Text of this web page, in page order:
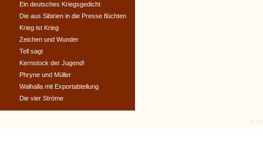
Ein deutsches Kriegsgedicht
Die aus Sibirien in die Presse flüchten
Krieg ist Krieg
Zeichen und Wunder
Tell sagt
Kernstock der Jugend!
Phryne und Müller
Walhalla mit Exportabteilung
Die vier Ströme